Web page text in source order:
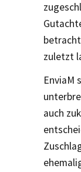
zuletzt
EnviaM
auch